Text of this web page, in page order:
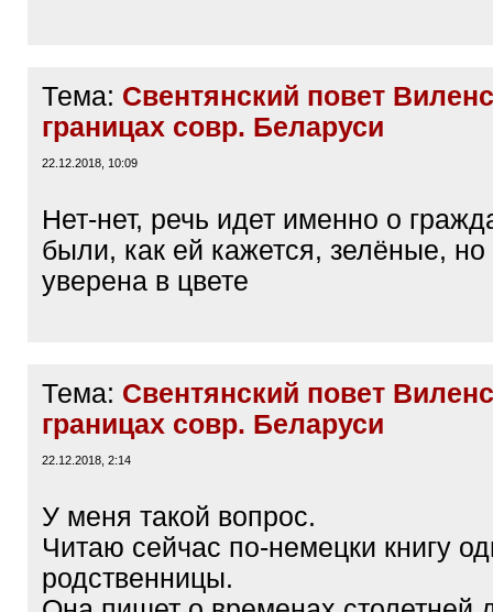
Тема: Свентянский повет
границах совр. Беларуси
22.12.2018, 10:09
Нет-нет, речь идет именно о
были, как ей кажется, зелёные,
уверена в цвете
Тема: Свентянский повет
границах совр. Беларуси
22.12.2018, 2:14
У меня такой вопрос.
Читаю сейчас по-немецки книгу
родственницы.